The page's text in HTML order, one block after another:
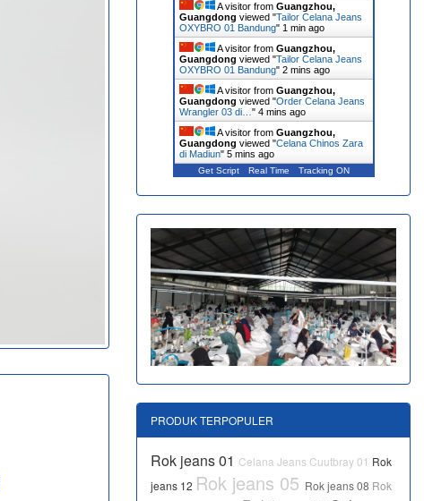
A visitor from Guangzhou,
Guangdong viewed "Tailor Celana Jeans
OXYBRO 01 Bandung" 1 min ago
A visitor from Guangzhou,
Guangdong viewed "Tailor Celana Jeans
OXYBRO 01 Bandung" 2 mins ago
A visitor from Guangzhou,
Guangdong viewed "Order Celana Jeans
Wrangler 03 di… " 4 mins ago
A visitor from Guangzhou,
Guangdong viewed "Celana Chinos Zara
di Madiun" 5 mins ago
Get Script Real Time Tracking ON
PRODUK TERPOPULER
Rok jeans 01 Celana Jeans Cuutbray 01 Rok
jeans 12 Rok jeans 05 Rok jeans 08 Rok